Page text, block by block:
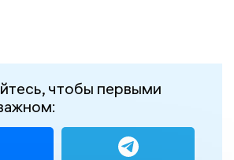
чтобы первыми